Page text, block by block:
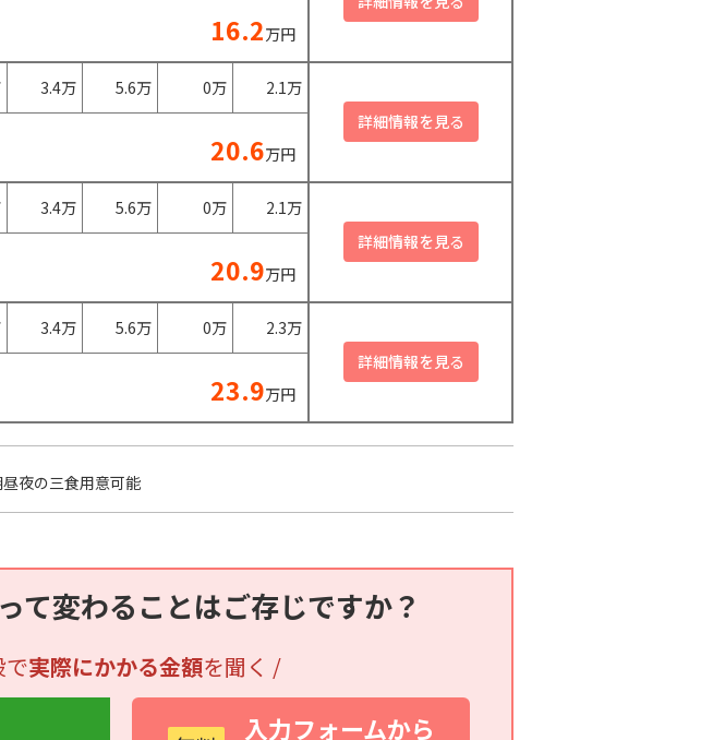
16.2万円
3.4万 5.6万 0万 2.1万
20.6万円
3.4万 5.6万 0万 2.1万
20.9万円
3.4万 5.6万 0万 2.3万
23.9万円
夜の三食用意可能
て変わることはご存じですか？
実際にかかる金額を聞く /
入力フォームから